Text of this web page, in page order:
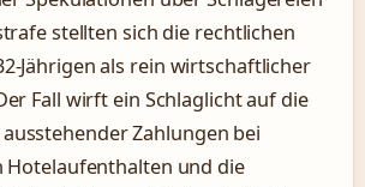
stellten sich die rechtlichen
Jährigen als rein wirtschaftlicher
Fall wirft ein Schlaglicht auf die
Zahlungen bei
Hotelaufenthalten und die